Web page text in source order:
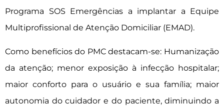
Programa SOS Emergências a implantar a Equipe
Multiprofissional de Atenção Domiciliar (EMAD).
Como benefícios do PMC destacam-se: Humanização
da atenção; menor exposição à infecção hospitalar;
maior conforto para o usuário e sua família; maior
autonomia do cuidador e do paciente, diminuindo a